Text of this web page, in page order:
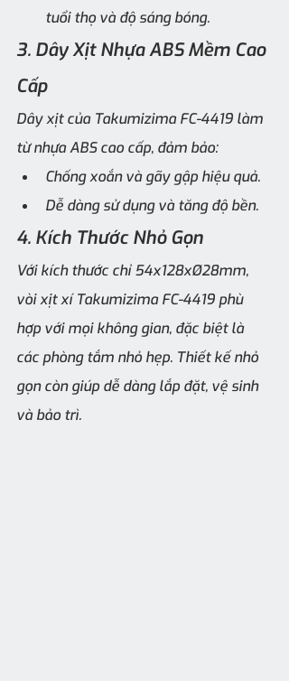
tuổi thọ và độ sáng bóng.
3. Dây Xịt Nhựa ABS Mềm Cao
Cấp
Dây xịt của Takumizima FC-4419 làm
từ nhựa ABS cao cấp, đảm bảo:
Chống xoắn và gãy gập hiệu quả.
Dễ dàng sử dụng và tăng độ bền.
4. Kích Thước Nhỏ Gọn
Với kích thước chỉ 54x128xØ28mm,
vòi xịt xí Takumizima FC-4419 phù
hợp với mọi không gian, đặc biệt là
các phòng tắm nhỏ hẹp. Thiết kế nhỏ
gọn còn giúp dễ dàng lắp đặt, vệ sinh
và bảo trì.